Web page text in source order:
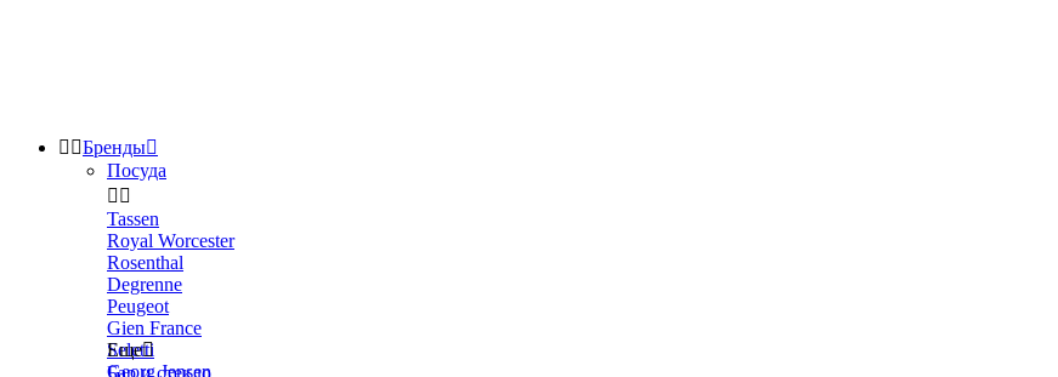
 Бренды
Посуда
 
Tassen
Royal Worcester
Rosenthal
Degrenne
Peugeot
Gien France
Seletti
Georg Jensen
Еще
Бар и стекло